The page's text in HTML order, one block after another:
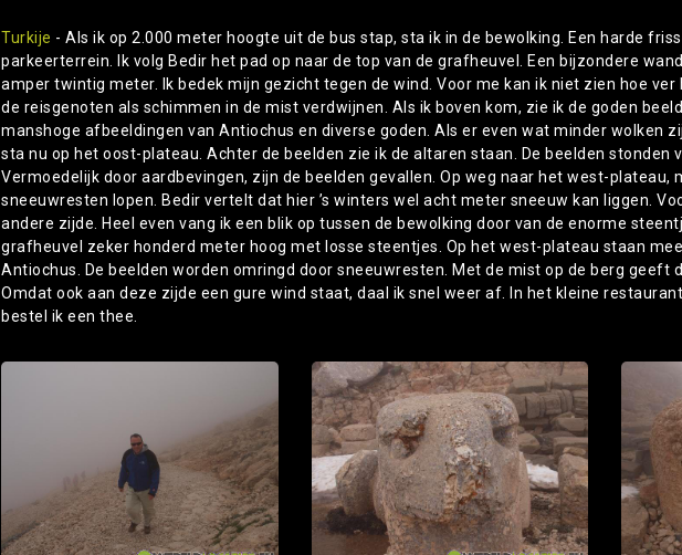
Turkije - Als ik op 2.000 meter hoogte uit de bus stap, sta ik in de bewolking. Een harde
parkeerterrein. Ik volg Bedir het pad op naar de top van de grafheuvel. Een bijzondere
amper twintig meter. Ik bedek mijn gezicht tegen de wind. Voor me kan ik niet zien hoe
de reisgenoten als schimmen in de mist verdwijnen. Als ik boven kom, zie ik de goden
manshoge afbeeldingen van Antiochus en diverse goden. Als er even wat minder wolken
sta nu op het oost-plateau. Achter de beelden zie ik de altaren staan. De beelden stonden
Vermoedelijk door aardbevingen, zijn de beelden gevallen. Op weg naar het west-plateau,
sneeuwresten lopen. Bedir vertelt dat hier ’s winters wel acht meter sneeuw kan liggen.
andere zijde. Heel even vang ik een blik op tussen de bewolking door van de enorme
grafheuvel zeker honderd meter hoog met losse steentjes. Op het west-plateau staan
Antiochus. De beelden worden omringd door sneeuwresten. Met de mist op de berg geeft
Omdat ook aan deze zijde een gure wind staat, daal ik snel weer af. In het kleine
bestel ik een thee.